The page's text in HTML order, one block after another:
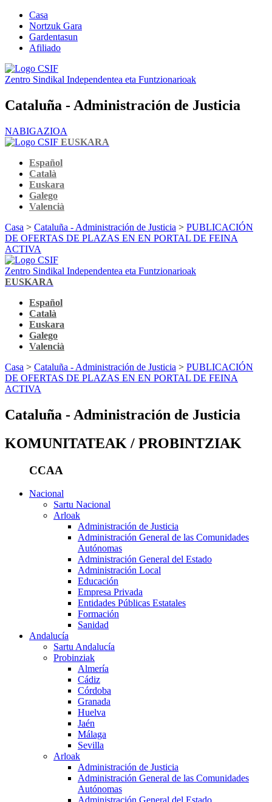
Casa
Nortzuk Gara
Gardentasun
Afiliado
Zentro Sindikal Independentea eta Funtzionarioak
Cataluña - Administración de Justicia
NABIGAZIOA
EUSKARA
Español
Català
Euskara
Galego
Valencià
Casa > Cataluña - Administración de Justicia > PUBLICACIÓN
DE OFERTAS DE PLAZAS EN EN PORTAL DE FEINA
ACTIVA
Zentro Sindikal Independentea eta Funtzionarioak
EUSKARA
Español
Català
Euskara
Galego
Valencià
Casa > Cataluña - Administración de Justicia > PUBLICACIÓN
DE OFERTAS DE PLAZAS EN EN PORTAL DE FEINA
ACTIVA
Cataluña - Administración de Justicia
KOMUNITATEAK / PROBINTZIAK
CCAA
Nacional
Sartu Nacional
Arloak
Administración de Justicia
Administración General de las Comunidades
Autónomas
Administración General del Estado
Administración Local
Educación
Empresa Privada
Entidades Públicas Estatales
Formación
Sanidad
Andalucía
Sartu Andalucía
Probinziak
Almería
Cádiz
Córdoba
Granada
Huelva
Jaén
Málaga
Sevilla
Arloak
Administración de Justicia
Administración General de las Comunidades
Autónomas